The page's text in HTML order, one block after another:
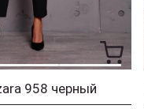
958 черный